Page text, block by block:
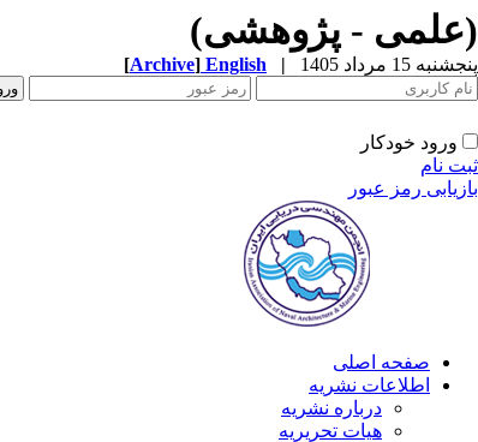
(علمی - پژوهشی)
پنجشنبه 15 مرداد 1405 |
English
[Archive]
ورود خودکار
ثبت نام
بازیابی رمز عبور
صفحه اصلی
اطلاعات نشریه
درباره نشریه
هیات تحریریه